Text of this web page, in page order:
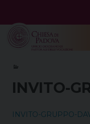
content
INVITO-
INVITO-GRUPPO-